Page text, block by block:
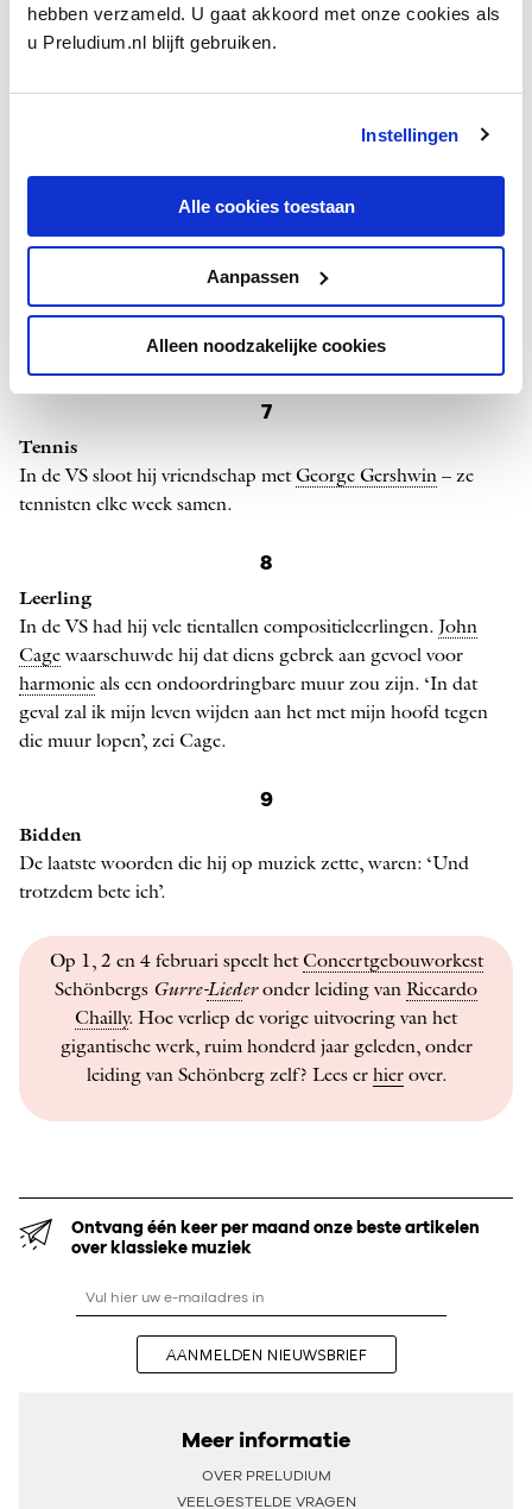
hebben verzameld. U gaat akkoord met onze cookies als
u Preludium.nl blijft gebruiken.
Instellingen
Alle cookies toestaan
Aanpassen
Alleen noodzakelijke cookies
het gebruik van atonaliteit en Sprechgesang (spreekzang),
ensemble van fluit, klarinet, viool,cello, piano en vocalist
6
Schönberg was ook een verdienstelijk kunstschilder, wiens
doeken niet zelden naast die van tijdgenoten Franz Marc en
7
Tennis
In de VS sloot hij vriendschap metGeorge Gershwin – ze
tennisten elke week samen.
8
Leerling
In de VS had hij vele tientallen compositieleerlingen. John
Cage waarschuwde hij dat diens gebrek aan gevoel voor
harmonie als een ondoordringbare muur zou zijn. ‘In dat
geval zal ik mijn leven wijden aan het met mijn hoofd tegen
die muur lopen’, zei Cage.
9
Bidden
De laatste woorden die hij op muziek zette, waren: ‘Und
trotzdem bete ich’.
Op 1, 2 en 4 februari speelt hetConcertgebouworkest
Schönbergs Gurre-Liederonder leiding van Riccardo
Chailly. Hoe verliep de vorige uitvoering van het
gigantische werk, ruim honderd jaar geleden, onder
leiding van Schönberg zelf? Lees er hierover.
Ontvang één keer per maand onze beste artikelen
over klassieke muziek
AANMELDEN NIEUWSBRIEF
Meer informatie
OVER PRELUDIUM
VEELGESTELDE VRAGEN